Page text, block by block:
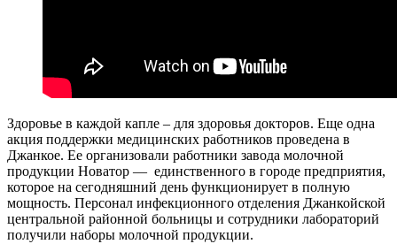
Здоровье в каждой капле – для здоровья докторов. Еще одна
акция поддержки медицинских работников проведена в
Джанкое. Ее организовали работники завода молочной
продукции Новатор — единственного в городе предприятия,
которое на сегодняшний день функционирует в полную
мощность. Персонал инфекционного отделения Джанкойской
центральной районной больницы и сотрудники лабораторий
получили наборы молочной продукции.